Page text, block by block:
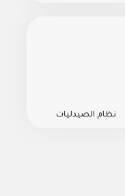
نظام الصيدليات